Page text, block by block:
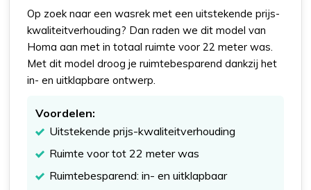
Op zoek naar een wasrek met een uitstekende prijs-
kwaliteitverhouding? Dan raden we dit model van
Homa aan met in totaal ruimte voor 22 meter was.
Met dit model droog je ruimtebesparend dankzij het
in- en uitklapbare ontwerp.
Voordelen:
Uitstekende prijs-kwaliteitverhouding
Ruimte voor tot 22 meter was
Ruimtebesparend: in- en uitklapbaar